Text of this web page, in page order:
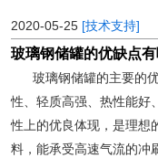
2020-05-25 [技术支持]
玻璃钢储罐的优缺点
玻璃钢储罐的主要的
性、轻质高强、热性能好
性上的优良体现，是理想
料，能承受高速气流的冲